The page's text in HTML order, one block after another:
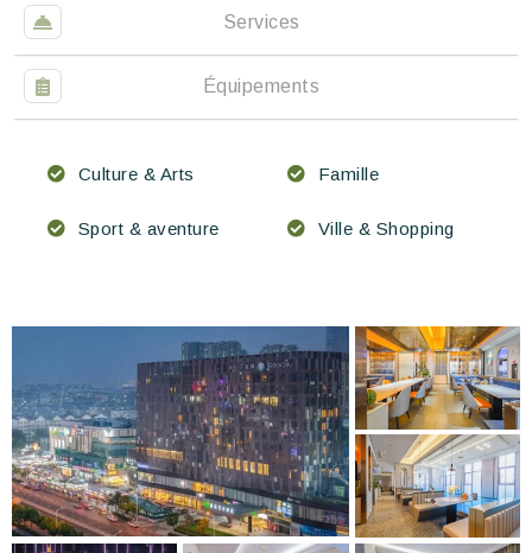
Services
Équipements
Culture & Arts Famille
Sport & aventure Ville & Shopping